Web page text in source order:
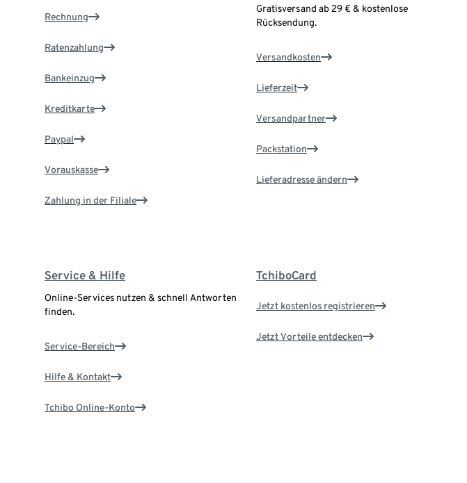
Rechnung
Ratenzahlung
Bankeinzug
Kreditkarte
Paypal
Vorauskasse
Zahlung in der Filiale
Gratisversand ab 29 € & kostenlose
Rücksendung.
Versandkosten
Lieferzeit
Versandpartner
Packstation
Lieferadresse ändern
Service & Hilfe
Online-Services nutzen & schnell Antworten
finden.
Service-Bereich
Hilfe & Kontakt
Tchibo Online-Konto
TchiboCard
Jetzt kostenlos registrieren
Jetzt Vorteile entdecken